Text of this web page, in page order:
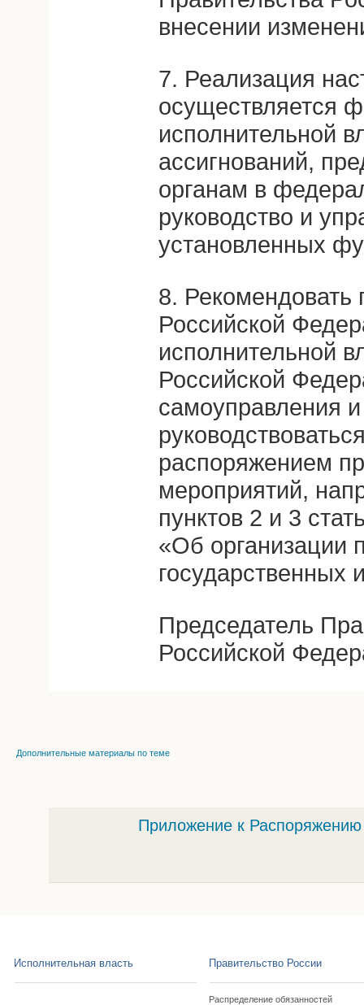
внесении
7. Реализация
осуществляется
исполнительной
ассигнований,
органам в
руководство и
установленных
8. Рекомендовать
Российской
исполнительной
Российской
самоуправления
распоряжением
мероприятий,
пунктов 2 и 3
«Об организации
государственных
Председатель
Российской
Дополнительные материалы по теме
Приложение к
Исполнительная власть Правительство России
Распределение обязанностей